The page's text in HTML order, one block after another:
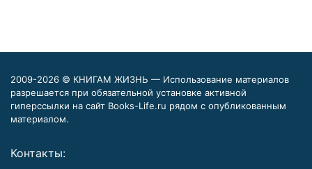
2009-2026 © КНИГАМ ЖИЗНЬ — Использование материалов
разрешается при обязательной установке активной
гиперссылки на сайт Books-Life.ru рядом с опубликованным
материалом.
Контакты: